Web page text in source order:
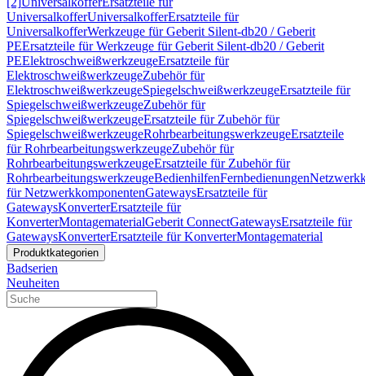
UniversalkofferUniversalkofferErsatzteile für
UniversalkofferWerkzeuge für Geberit Silent-db20 / Geberit
PEErsatzteile für Werkzeuge für Geberit Silent-db20 / Geberit
PEElektroschweißwerkzeugeErsatzteile für
ElektroschweißwerkzeugeZubehör für
ElektroschweißwerkzeugeSpiegelschweißwerkzeugeErsatzteile für
SpiegelschweißwerkzeugeZubehör für
SpiegelschweißwerkzeugeErsatzteile für Zubehör für
SpiegelschweißwerkzeugeRohrbearbeitungswerkzeugeErsatzteile
für RohrbearbeitungswerkzeugeZubehör für
RohrbearbeitungswerkzeugeErsatzteile für Zubehör für
RohrbearbeitungswerkzeugeBedienhilfenFernbedienungen
für NetzwerkkomponentenGatewaysErsatzteile für
GatewaysKonverterErsatzteile für
KonverterMontagematerialGeberit ConnectGatewaysErsatzteile für
GatewaysKonverterErsatzteile für KonverterMontagematerial
Produktkategorien
Badserien
Neuheiten